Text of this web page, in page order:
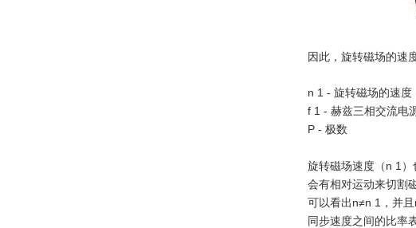
因此，旋转磁场的速
n 1 - 旋转磁场的速度
f 1 - 赫兹三相交流电
P - 极数
旋转磁场速度（n 1
会有相对运动来切割
可以看出n≠n 1，并
同步速度之间的比率